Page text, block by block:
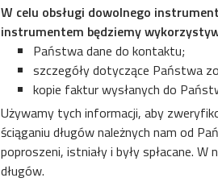
W celu obsługi dowolnego
instrumentem będziemy
Państwa dane do kontaktu;
szczegóły dotyczące Państwa
kopie faktur wysłanych do
Używamy tych informacji, aby
ściąganiu długów należnych nam od
poproszeni, istniały i były spłacane.
długów.